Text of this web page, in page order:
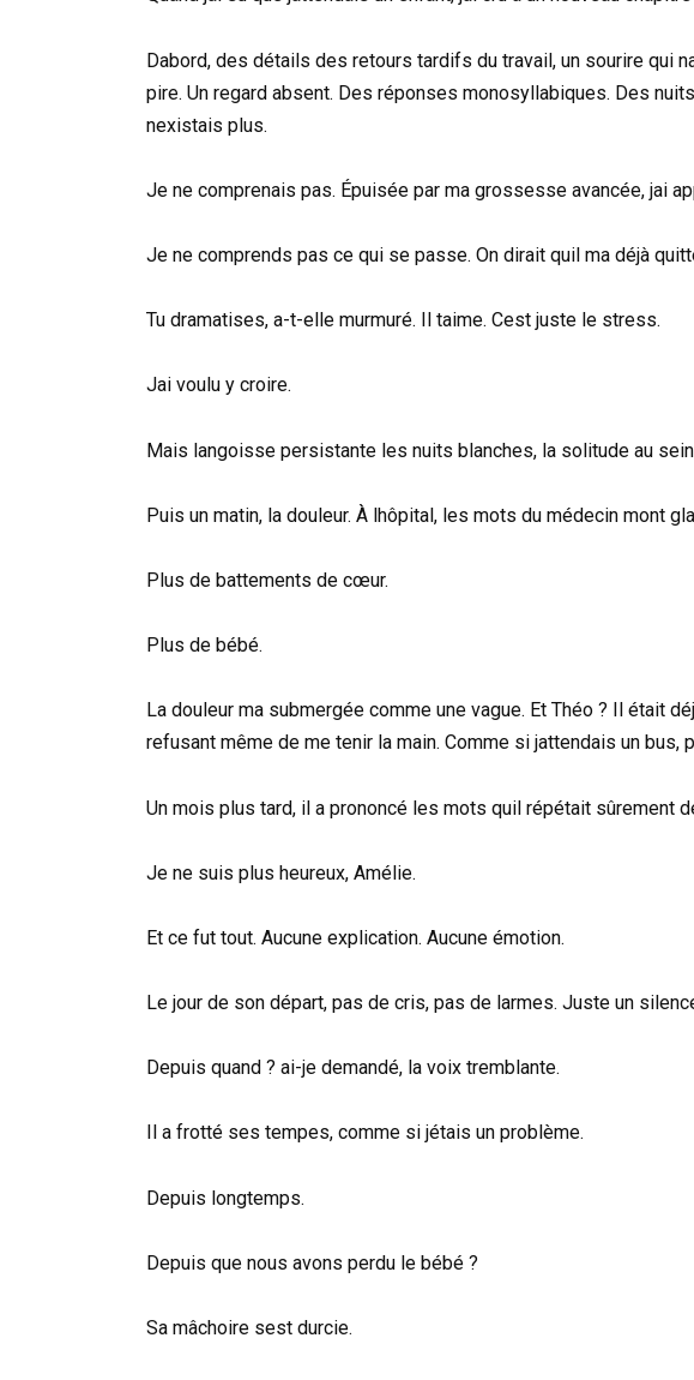
Dabord, des détails des retours tardifs du travail, un sourire qui
pire. Un regard absent. Des réponses monosyllabiques. Des
nexistais plus.
Je ne comprenais pas. Épuisée par ma grossesse avancée, jai
Je ne comprends pas ce qui se passe. On dirait quil ma déjà
Tu dramatises, a-t-elle murmuré. Il taime. Cest juste le stress.
Jai voulu y croire.
Mais langoisse persistante les nuits blanches, la solitude au
Puis un matin, la douleur. À lhôpital, les mots du médecin mont
Plus de battements de cœur.
Plus de bébé.
La douleur ma submergée comme une vague. Et Théo ? Il était
refusant même de me tenir la main. Comme si jattendais un bus,
Un mois plus tard, il a prononcé les mots quil répétait sûrement
Je ne suis plus heureux, Amélie.
Et ce fut tout. Aucune explication. Aucune émotion.
Le jour de son départ, pas de cris, pas de larmes. Juste un
Depuis quand ? ai-je demandé, la voix tremblante.
Il a frotté ses tempes, comme si jétais un problème.
Depuis longtemps.
Depuis que nous avons perdu le bébé ?
Sa mâchoire sest durcie.